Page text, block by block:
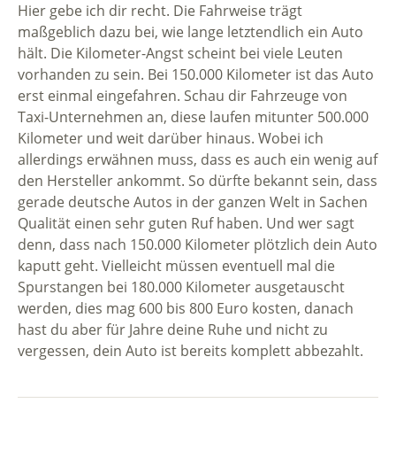
Hier gebe ich dir recht. Die Fahrweise trägt
maßgeblich dazu bei, wie lange letztendlich ein Auto
hält. Die Kilometer-Angst scheint bei viele Leuten
vorhanden zu sein. Bei 150.000 Kilometer ist das Auto
erst einmal eingefahren. Schau dir Fahrzeuge von
Taxi-Unternehmen an, diese laufen mitunter 500.000
Kilometer und weit darüber hinaus. Wobei ich
allerdings erwähnen muss, dass es auch ein wenig auf
den Hersteller ankommt. So dürfte bekannt sein, dass
gerade deutsche Autos in der ganzen Welt in Sachen
Qualität einen sehr guten Ruf haben. Und wer sagt
denn, dass nach 150.000 Kilometer plötzlich dein Auto
kaputt geht. Vielleicht müssen eventuell mal die
Spurstangen bei 180.000 Kilometer ausgetauscht
werden, dies mag 600 bis 800 Euro kosten, danach
hast du aber für Jahre deine Ruhe und nicht zu
vergessen, dein Auto ist bereits komplett abbezahlt.